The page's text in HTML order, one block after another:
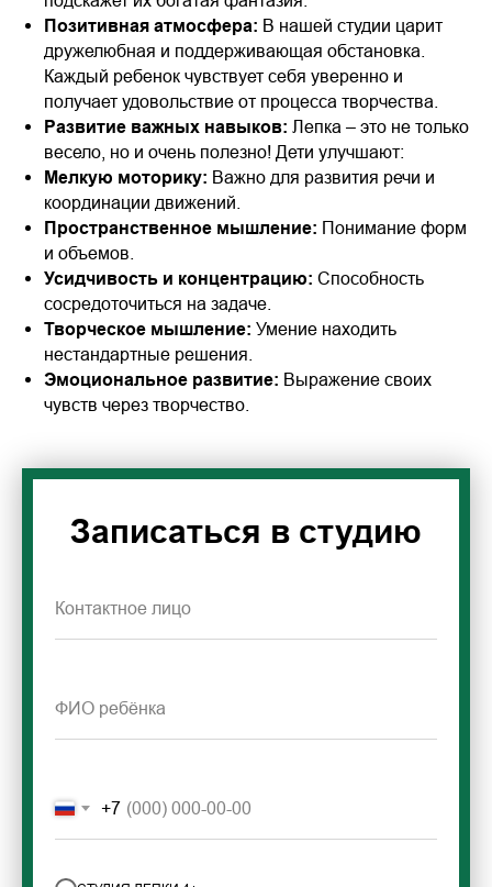
Позитивная атмосфера: В нашей студии царит
дружелюбная и поддерживающая обстановка.
Каждый ребенок чувствует себя уверенно и
получает удовольствие от процесса творчества.
Развитие важных навыков: Лепка – это не только
весело, но и очень полезно! Дети улучшают:
Мелкую моторику: Важно для развития речи и
координации движений.
Пространственное мышление: Понимание форм
и объемов.
Усидчивость и концентрацию: Способность
сосредоточиться на задаче.
Творческое мышление: Умение находить
нестандартные решения.
Эмоциональное развитие: Выражение своих
чувств через творчество.
Записаться в студию
+7